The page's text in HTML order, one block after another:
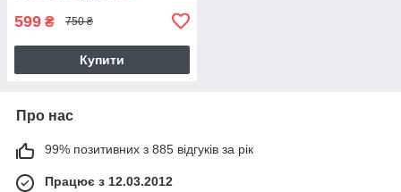
599 ₴ 750 ₴
Купити
Про нас
99% позитивних з 885 відгуків за рік
Працює з 12.03.2012